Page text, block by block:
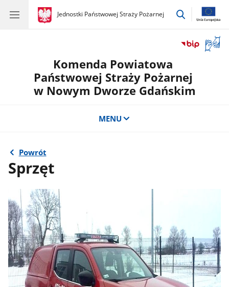
gov.pl
Jednostki Państwowej Straży Pożarnej
gov.pl
Jednostki
przejdź
okno
Komenda Powiatowa
Państwowej Straży Pożarnej
w Nowym Dworze Gdańskim
MENU
Powrót
Sprzęt